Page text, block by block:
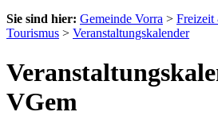
Sie sind hier: Gemeinde Vorra > Freizeit
Tourismus > Veranstaltungskalender
VGem